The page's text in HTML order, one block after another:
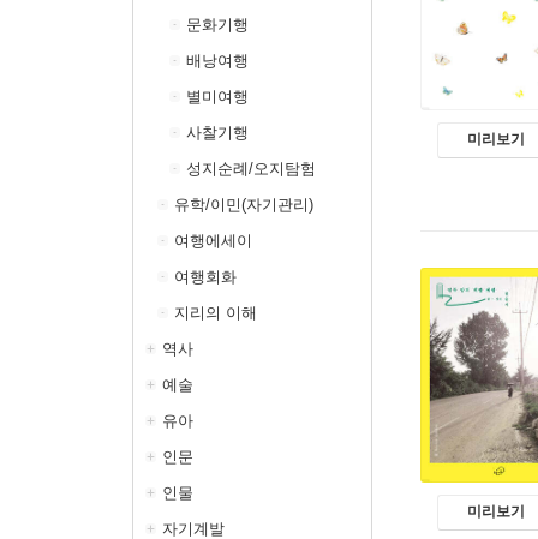
문화기행
배낭여행
별미여행
사찰기행
성지순례/오지탐험
유학/이민(자기관리)
여행에세이
여행회화
지리의 이해
역사
예술
유아
인문
인물
자기계발
미리보기
미리보기